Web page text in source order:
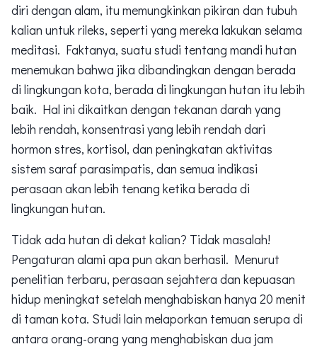
diri dengan alam, itu memungkinkan pikiran dan tubuh
kalian untuk rileks, seperti yang mereka lakukan selama
meditasi. Faktanya, suatu studi tentang mandi hutan
menemukan bahwa jika dibandingkan dengan berada
di lingkungan kota, berada di lingkungan hutan itu lebih
baik. Hal ini dikaitkan dengan tekanan darah yang
lebih rendah, konsentrasi yang lebih rendah dari
hormon stres, kortisol, dan peningkatan aktivitas
sistem saraf parasimpatis, dan semua indikasi
perasaan akan lebih tenang ketika berada di
lingkungan hutan.
Tidak ada hutan di dekat kalian? Tidak masalah!
Pengaturan alami apa pun akan berhasil. Menurut
penelitian terbaru, perasaan sejahtera dan kepuasan
hidup meningkat setelah menghabiskan hanya 20 menit
di taman kota. Studi lain melaporkan temuan serupa di
antara orang-orang yang menghabiskan dua jam